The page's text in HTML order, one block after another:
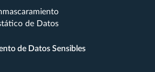
de Datos
de Datos Sensibles